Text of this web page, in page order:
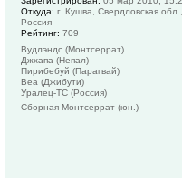
Откуда: г. Кушва, Свердловская обл.,
Россия
Рейтинг: 709
Вудлэндс (Монтсеррат)
Джхапа (Непал)
Пирибебуй (Парагвай)
Веа (Джибути)
Уралец-ТС (Россия)
Сборная Монтсеррат (юн.)